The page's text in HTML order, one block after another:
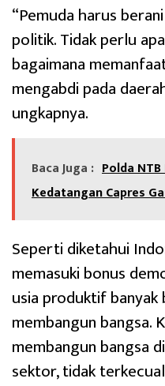
“Pemuda harus
politik. Tidak perlu
bagaimana
mengabdi pada
ungkapnya.
Baca Juga : Polda
Kedatangan Capres
Seperti diketahui
memasuki bonus
usia produktif
membangun bangsa.
membangun bangsa
sektor, tidak